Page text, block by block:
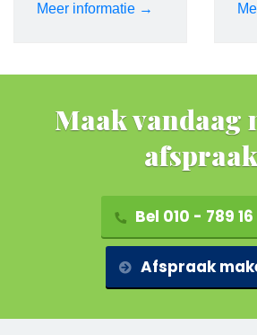
Meer informatie →
Maak vandaag
afspraak
Bel 010 - 789
Afspraak